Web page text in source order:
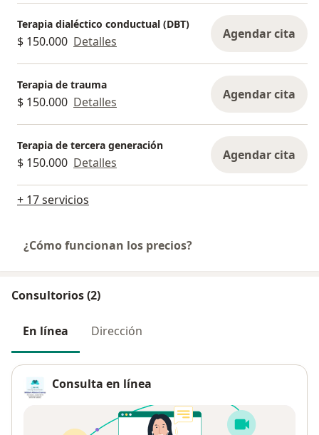
Terapia dialéctico conductual (DBT)
$ 150.000 Detalles Agendar cita
Terapia de trauma
$ 150.000 Detalles Agendar cita
Terapia de tercera generación
$ 150.000 Detalles Agendar cita
+ 17 servicios
¿Cómo funcionan los precios?
Consultorios (2)
En línea Dirección
Consulta en línea